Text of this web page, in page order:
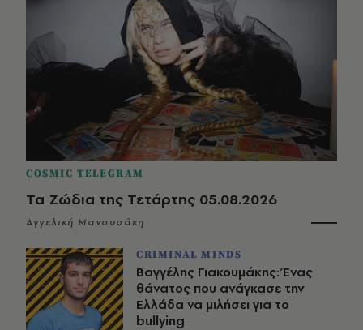
COSMIC TELEGRAM
Τα Ζώδια της Τετάρτης 05.08.2026
Αγγελική Μανουσάκη
CRIMINAL MINDS
Βαγγέλης Γιακουμάκης: Ένας
θάνατος που ανάγκασε την
Ελλάδα να μιλήσει για το
bullying